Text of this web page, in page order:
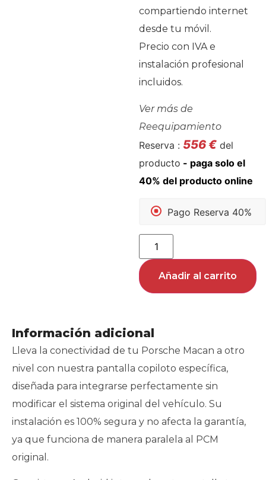
compartiendo internet
desde tu móvil.
Precio con IVA e
instalación profesional
incluidos.
Ver más de
Reequipamiento
Reserva : 556€ del
producto
Pago Reserva 40%
Añadir al carrito
Información adicional
Lleva la conectividad de tu Porsche Macan a otro
nivel con nuestra pantalla copiloto específica,
diseñada para integrarse perfectamente sin
modificar el sistema original del vehículo. Su
instalación es 100% segura y no afecta la garantía,
ya que funciona de manera paralela al PCM
original.